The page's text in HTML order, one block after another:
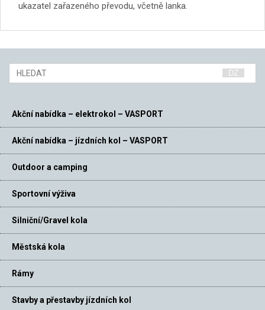
ukazatel zařazeného převodu, včetně lanka.
Akční nabídka – elektrokol – VASPORT
Akční nabídka – jízdních kol – VASPORT
Outdoor a camping
Sportovní výživa
Silniční/Gravel kola
Městská kola
Rámy
Stavby a přestavby jízdních kol